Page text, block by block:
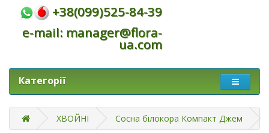
+38(099)525-84-39
e-mail: manager@flora-
ua.com
Категорії
ХВОЙНІ Сосна білокора Компакт Джем